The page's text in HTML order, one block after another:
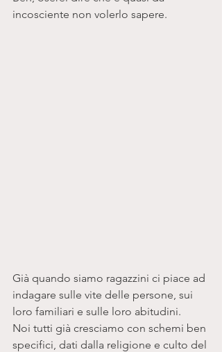
incosciente non volerlo sapere.
Già quando siamo ragazzini ci piace ad
indagare sulle vite delle persone, sui
loro familiari e sulle loro abitudini.
Noi tutti già cresciamo con schemi ben
specifici, dati dalla religione e culto del